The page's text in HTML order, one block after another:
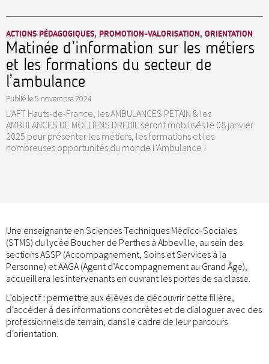
ACTIONS PÉDAGOGIQUES, PROMOTION-VALORISATION, ORIENTATION
Matinée d’information sur les métiers
et les formations du secteur de
l’ambulance
Publié le5 novembre 2024
L’AFT Hauts-de-France, les AMBULANCES PETAIN & les
AMBULANCES DE MOLLIENS DREUIL seront mobilisés le 08 janvier
2025 pour présenter les métiers, les formations et les
nombreuses opportunités du monde l’Ambulance !
Une enseignante en Sciences Techniques Médico-Sociales
(STMS) du lycée Boucher de Perthes à Abbeville, au sein des
sections ASSP (Accompagnement, Soins et Services à la
Personne) et AAGA (Agent d’Accompagnement au Grand Âge),
accueillera les intervenants en ouvrant les portes de sa classe.
L’objectif : permettre aux élèves de découvrir cette filière,
d’accéder à des informations concrètes et de dialoguer avec des
professionnels de terrain, dans le cadre de leur parcours
d’orientation.